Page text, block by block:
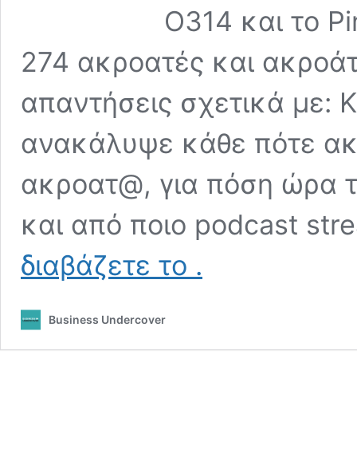
O314 και το
274 ακροατές και
απαντήσεις σχετικά με:
ανακάλυψε κάθε πότε
ακροατ@, για πόση ώρα
και από ποιο podcast
διαβάζετε το
Podcasts:
.
Business Undercover